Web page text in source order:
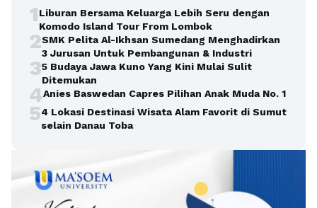
1Liburan Bersama Keluarga Lebih Seru dengan
Komodo Island Tour From Lombok
2SMK Pelita Al-Ikhsan Sumedang Menghadirkan
3 Jurusan Untuk Pembangunan & Industri
35 Budaya Jawa Kuno Yang Kini Mulai Sulit
Ditemukan
4Anies Baswedan Capres Pilihan Anak Muda No. 1
54 Lokasi Destinasi Wisata Alam Favorit di Sumut
selain Danau Toba